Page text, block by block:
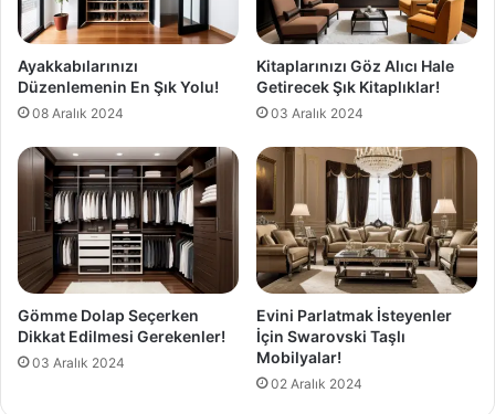
Ayakkabılarınızı
Düzenlemenin En Şık Yolu!
08 Aralık 2024
Kitaplarınızı Göz Alıcı Hale
Getirecek Şık Kitaplıklar!
03 Aralık 2024
Gömme Dolap Seçerken
Dikkat Edilmesi Gerekenler!
03 Aralık 2024
Evini Parlatmak İsteyenler
İçin Swarovski Taşlı
Mobilyalar!
02 Aralık 2024